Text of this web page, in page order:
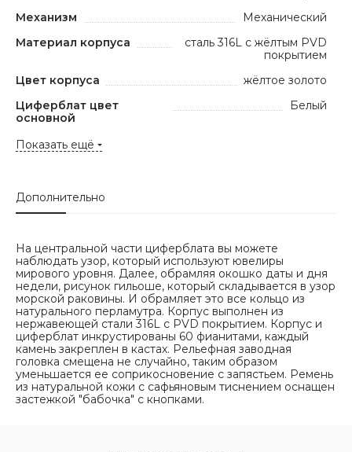
Механизм
Механический
Материал корпуса
сталь 316L с жёлтым PVD
покрытием
Цвет корпуса
жёлтое золото
Циферблат цвет
основной
Белый
Показать ещё
Дополнительно
На центральной части циферблата вы можете
наблюдать узор, который используют ювелиры
мирового уровня. Далее, обрамляя окошко даты и дня
недели, рисунок гильоше, который складывается в узор
морской раковины. И обрамляет это все кольцо из
натурального перламутра. Корпус выполнен из
нержавеющей стали 316L с PVD покрытием. Корпус и
циферблат инкрустированы 60 фианитами, каждый
камень закреплен в кастах. Рельефная заводная
головка смещена не случайно, таким образом
уменьшается ее соприкосновение с запястьем. Ремень
из натуральной кожи с сафьяновым тиснением оснащен
застежкой "бабочка" с кнопками.